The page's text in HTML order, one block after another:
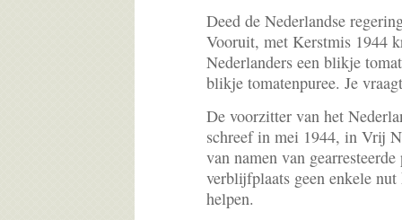
Deed de Nederlandse
Vooruit, met Kerstmis 1944
Nederlanders een blikje
blikje tomatenpuree. Je
De voorzitter van het
schreef in mei 1944, in Vrij
van namen van
verblijfplaats geen enkele
helpen.